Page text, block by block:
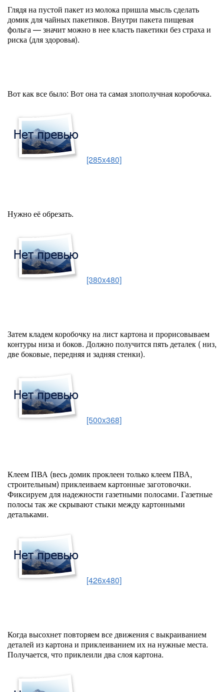
Глядя на пустой пакет из молока пришла мысль сделать
домик для чайных пакетиков. Внутри пакета пищевая
фольга — значит можно в нее класть пакетики без страха и
риска (для здоровья).
Вот как все было: Вот она та самая злополучная коробочка.
[285x480]
Нужно её обрезать.
[380x480]
Затем кладем коробочку на лист картона и прорисовываем
контуры низа и боков. Должно получится пять деталек ( низ,
две боковые, передняя и задняя стенки).
[500x368]
Клеем ПВА (весь домик проклеен только клеем ПВА,
строительным) приклеиваем картонные заготовочки.
Фиксируем для надежности газетными полосами. Газетные
полосы так же скрывают стыки между картонными
детальками.
[426x480]
Когда высохнет повторяем все движения с выкраиванием
деталей из картона и приклеиванием их на нужные места.
Получается, что приклеили два слоя картона.